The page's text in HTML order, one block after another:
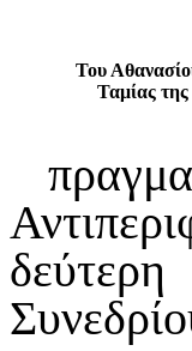
Του
Ταμίας